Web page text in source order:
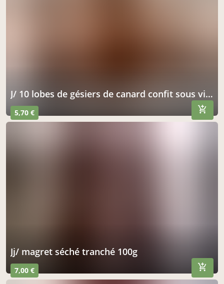
j/ 10 lobes de gésiers de canard confit sous vide
5,70 €
jj/ magret séché tranché 100g
7,00 €